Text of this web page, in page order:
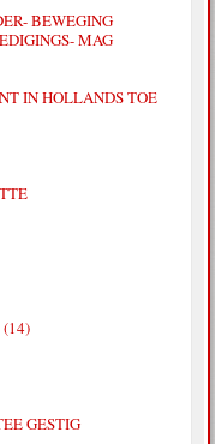
BEWEGING
MAG
IN HOLLANDS TOE
GESTIG